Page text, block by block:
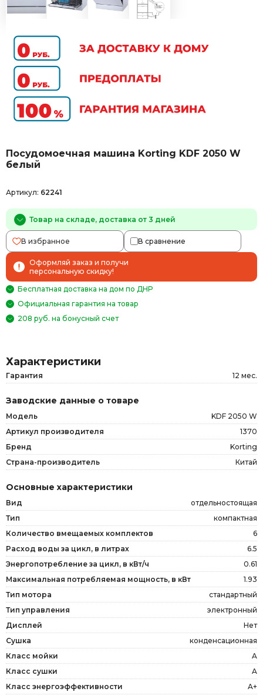
Посудомоечная машина Korting KDF 2050 W
белый
Артикул: 62241
Товар на складе, доставка от 3 дней
В избранное В сравнение
Оформляй заказ и получи
персональную скидку!
Бесплатная доставка на дом по ДНР
Официальная гарантия на товар
208 руб. на бонусный счет
Характеристики
Гарантия 12 мес.
Заводские данные о товаре
Модель
KDF 2050 W
Артикул производителя
1370
Бренд
Korting
Страна-производитель
Китай
Основные характеристики
Вид
отдельностоящая
Тип
компактная
Количество вмещаемых комплектов
6
Расход воды за цикл, в литрах
6.5
Энергопотребление за цикл, в кВт/ч
0.61
Максимальная потребляемая мощность, в кВт
1.93
Тип мотора
стандартный
Тип управления
электронный
Дисплей
Нет
Сушка
конденсационная
Класс мойки
A
Класс сушки
A
Класс энергоэффективности
A+